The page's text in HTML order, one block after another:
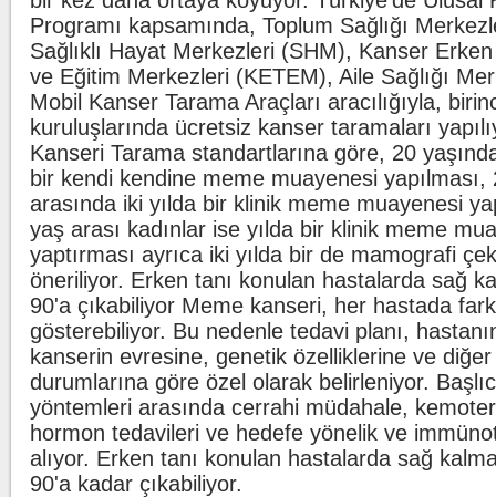
Programı kapsamında, Toplum Sağlığı
Sağlıklı Hayat Merkezleri (SHM), Kanser
ve Eğitim Merkezleri (KETEM), Aile Sağlığı
Mobil Kanser Tarama Araçları aracılığıyla,
kuruluşlarında ücretsiz kanser taramaları
Kanseri Tarama standartlarına göre, 20
bir kendi kendine meme muayenesi yapılması,
arasında iki yılda bir klinik meme muayenesi
yaş arası kadınlar ise yılda bir klinik meme
yaptırması ayrıca iki yılda bir de mamografi
öneriliyor. Erken tanı konulan hastalarda sağ
90'a çıkabiliyor Meme kanseri, her hastada
gösterebiliyor. Bu nedenle tedavi planı,
kanserin evresine, genetik özelliklerine ve diğer
durumlarına göre özel olarak belirleniyor.
yöntemleri arasında cerrahi müdahale,
hormon tedavileri ve hedefe yönelik ve
alıyor. Erken tanı konulan hastalarda sağ
90'a kadar çıkabiliyor.